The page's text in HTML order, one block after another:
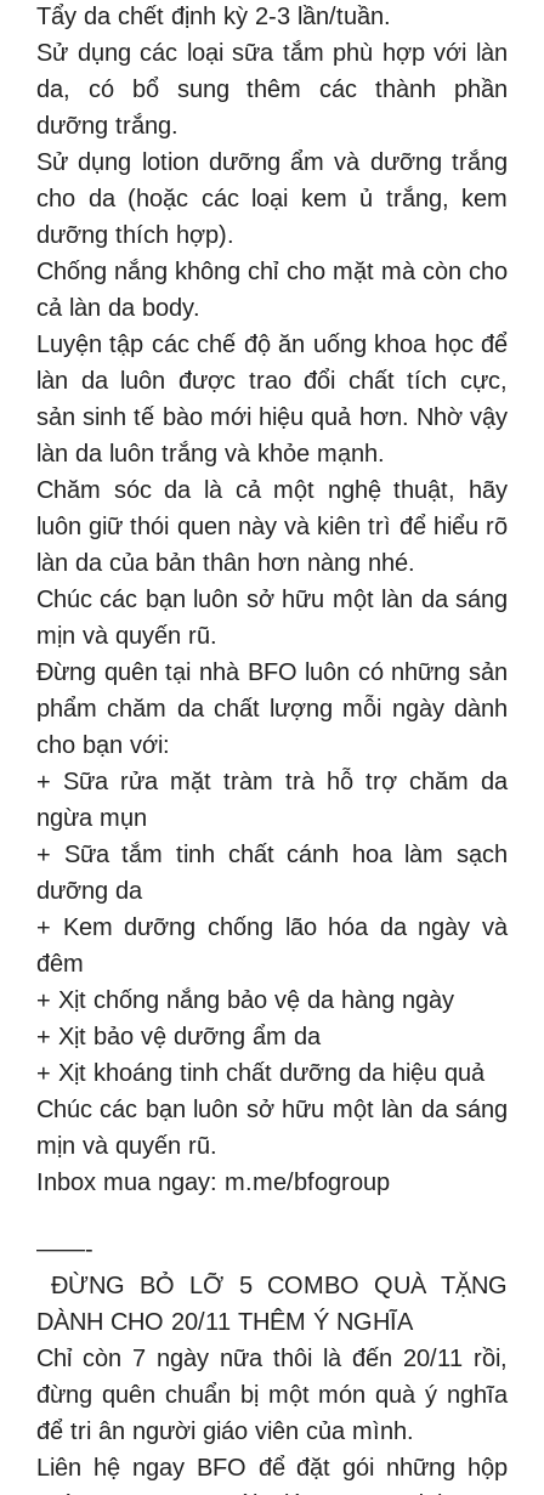
Tẩy da chết định kỳ 2-3 lần/tuần.
Sử dụng các loại sữa tắm phù hợp với làn
da, có bổ sung thêm các thành phần
dưỡng trắng.
Sử dụng lotion dưỡng ẩm và dưỡng trắng
cho da (hoặc các loại kem ủ trắng, kem
dưỡng thích hợp).
Chống nắng không chỉ cho mặt mà còn cho
cả làn da body.
Luyện tập các chế độ ăn uống khoa học để
làn da luôn được trao đổi chất tích cực,
sản sinh tế bào mới hiệu quả hơn. Nhờ vậy
làn da luôn trắng và khỏe mạnh.
Chăm sóc da là cả một nghệ thuật, hãy
luôn giữ thói quen này và kiên trì để hiểu rõ
làn da của bản thân hơn nàng nhé.
Chúc các bạn luôn sở hữu một làn da sáng
mịn và quyến rũ.
Đừng quên tại nhà BFO luôn có những sản
phẩm chăm da chất lượng mỗi ngày dành
cho bạn với:
+ Sữa rửa mặt tràm trà hỗ trợ chăm da
ngừa mụn
+ Sữa tắm tinh chất cánh hoa làm sạch
dưỡng da
+ Kem dưỡng chống lão hóa da ngày và
đêm
+ Xịt chống nắng bảo vệ da hàng ngày
+ Xịt bảo vệ dưỡng ẩm da
+ Xịt khoáng tinh chất dưỡng da hiệu quả
Chúc các bạn luôn sở hữu một làn da sáng
mịn và quyến rũ.
Inbox mua ngay: m.me/bfogroup
——-
️ ĐỪNG BỎ LỠ 5 COMBO QUÀ TẶNG
DÀNH CHO 20/11 THÊM Ý NGHĨA ️
Chỉ còn 7 ngày nữa thôi là đến 20/11 rồi,
đừng quên chuẩn bị một món quà ý nghĩa
để tri ân người giáo viên của mình.
Liên hệ ngay BFO để đặt gói những hộp